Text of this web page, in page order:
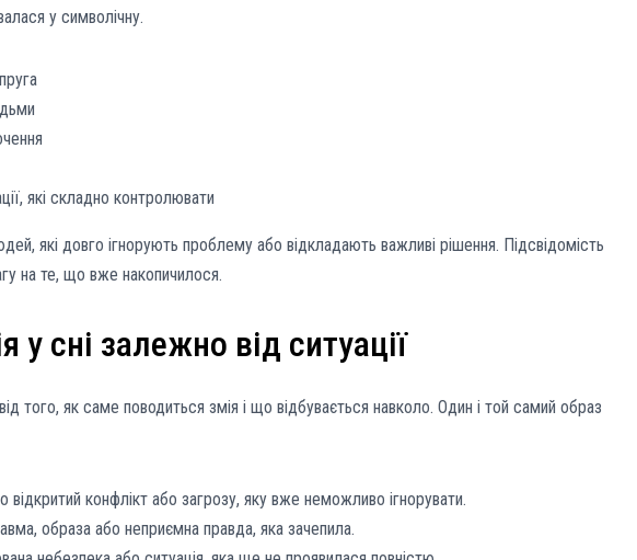
у символічну.
які складно контролювати
які довго ігнорують проблему або відкладають важливі рішення. Підсвідомість
на те, що вже накопичилося.
у сні залежно від ситуації
того, як саме поводиться змія і що відбувається навколо. Один і той самий образ
відкритий конфлікт або загрозу, яку вже неможливо ігнорувати.
образа або неприємна правда, яка зачепила.